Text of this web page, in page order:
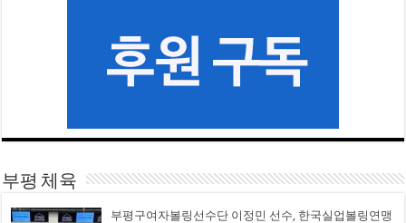
부평 체육
부평구여자볼링선수단 이정민 선수, 한국실업볼링연맹